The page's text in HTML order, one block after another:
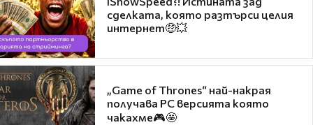
сделката, която разтърси целия
интернет🤑💥
„Game of Thrones“ най-накрая
получава PC версията която
чакахме🎮🤩